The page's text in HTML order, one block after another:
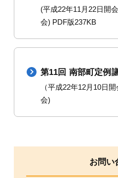
(平成22年11月22日開
会) PDF版237KB
第11回 南部町定例
（平成22年12月10日
会)
お問い